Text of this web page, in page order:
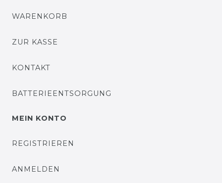
WARENKORB
ZUR KASSE
KONTAKT
BATTERIEENTSORGUNG
MEIN KONTO
REGISTRIEREN
ANMELDEN